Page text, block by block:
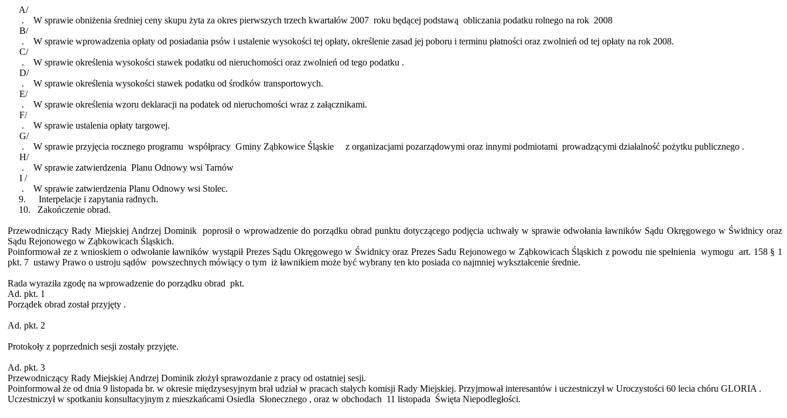
A/
.
W sprawie obniżenia średniej ceny skupu żyta za okres pierwszych trzechkwartałów 2007 roku będącej podstawą obliczania podatku rolnego na rok 2008
B/
.
W sprawie wprowadzenia opłaty od posiadania psów i ustalenie wysokości tej opłaty, określenie zasad jej poboru i terminu płatności oraz zwolnień od tej opłaty na rok 2008.
C/
.
W sprawie określenia wysokości stawek podatku od nieruchomości oraz zwolnień od tegopodatku .
D/
.
W sprawie określenia wysokości stawek podatku od środków transportowych.
E/
.
W sprawie określenia wzoru deklaracji na podatek od nieruchomości wraz z załącznikami.
F/
.
W sprawie ustalenia opłaty targowej.
G/
.
W sprawie przyjęcia rocznegoprogramu współpracy Gminy Ząbkowice Śląskie z organizacjami pozarządowymi oraz innymi podmiotami prowadzącymi działalność pożytku publicznego .
H/
.
W sprawiezatwierdzenia Planu Odnowy wsi Tarnów
I /
.
W sprawie zatwierdzenia Planu Odnowy wsi Stolec.
9.
Interpelacje i zapytania radnych.
10.
Zakończenie obrad.
Przewodniczący Rady Miejskiej Andrzej Dominik poprosiło wprowadzenie do porządku obrad punktu dotyczącego podjęcia uchwały w sprawie odwołania ławników Sądu Okręgowego w Świdnicy oraz
Sądu Rejonowego w Ząbkowicach Śląskich.
Poinformował ze z wnioskiem o odwołanie ławników wystąpił Prezes Sądu Okręgowego w Świdnicy oraz Prezes Sadu Rejonowego w Ząbkowicach Śląskich z powodu niespełnienia wymogu
art. 158 § 1
pkt. 7 ustawy Prawo o ustroju sądów powszechnych mówiący o tym iż ławnikiem może być wybrany ten kto posiada co najmniej wykształcenie średnie.
Rada wyraziła zgodę na wprowadzenie do porządkuobrad pkt.
Ad.pkt. 1
Porządek obrad zostałprzyjęty .
Ad.pkt. 2
Protokoły z poprzednich sesji zostały przyjęte.
Ad.pkt. 3
Przewodniczący Rady Miejskiej Andrzej Dominik złożył sprawozdanie z pracy od ostatniej sesji.
Poinformował że od dnia 9 listopada br. w okresiemiędzysesyjnym brał udział w pracach stałych komisji Rady Miejskiej. Przyjmował interesantów i uczestniczył w Uroczystości 60 lecia chóruGLORIA .
Uczestniczył w spotkaniu konsultacyjnym z mieszkańcamiOsiedla Słonecznego , oraz w obchodach 11 listopada Święta Niepodległości.